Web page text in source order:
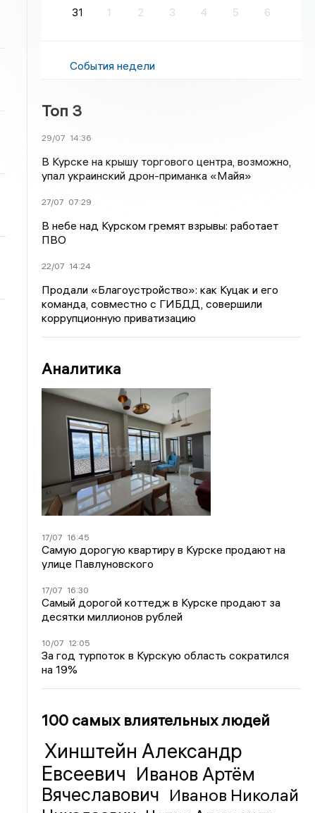
31
1 2 3 4 5 6
События недели
Топ 3
29/07 14:36
В Курске на крышу торгового центра, возможно,
упал украинский дрон-приманка «Майя»
27/07 07:29
В небе над Курском гремят взрывы: работает
ПВО
22/07 14:24
Продали «Благоустройство»: как Куцак и его
команда, совместно с ГИБДД, совершили
коррупционную приватизацию
Аналитика
17/07 16:45
Самую дорогую квартиру в Курске продают на
улице Павлуновского
17/07 16:30
Самый дорогой коттедж в Курске продают за
десятки миллионов рублей
10/07 12:05
За год турпоток в Курскую область сократился
на 19%
100 самых влиятельных людей
Хинштейн Александр
Евсеевич Иванов Артём
Вячеславович Иванов Николай